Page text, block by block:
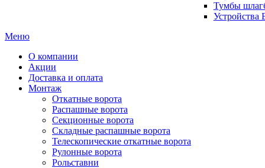
Тумбы
Меню
О компании
Акции
Доставка и оплата
Монтаж
Откатные ворота
Распашные ворота
Секционные ворота
Складные распашные ворота
Телескопические откатные ворота
Рулонные ворота
Рольставни